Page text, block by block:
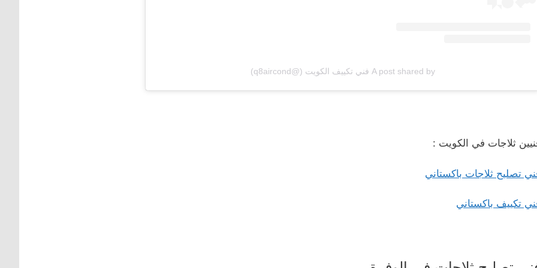
A post shared by فني تكييف الكويت (@q8aircond)
ثلاجات في الكويت :
تصليح ثلاجات باكستاني
تكييف باكستاني